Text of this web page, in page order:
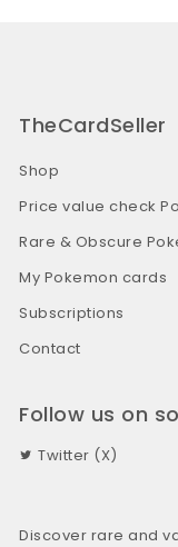
TheCardSeller
Shop
Price value check
Rare & Obscure
My Pokemon cards
Subscriptions
Contact
Follow us on
Twitter (X)
Discover rare and